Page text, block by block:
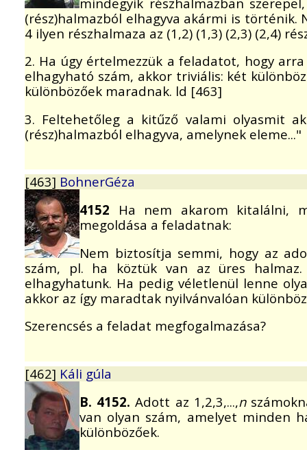
(rész)halmazból elhagyva akármi is történik.
4 ilyen részhalmaza az (1,2) (1,3) (2,3) (2,4)
2. Ha úgy értelmezzük a feladatot, hogy
elhagyható szám, akkor triviális: két
különbözőek maradnak. ld [463]
3. Feltehetőleg a kitűző valami olyasmit
(rész)halmazból elhagyva, amelynek eleme..."
[463] BohnerGéza
4152 Ha nem akarom kitalálni,
megoldása a feladatnak:
Nem biztosítja semmi, hogy az
szám, pl. ha köztük van az üres
elhagyhatunk. Ha pedig véletlenül lenne
akkor az így maradtak nyilvánvalóan
Szerencsés a feladat megfogalmazása?
[462] Káli gúla
B. 4152. Adott az 1,2,3,...,n
van olyan szám, amelyet minden
különbözőek.